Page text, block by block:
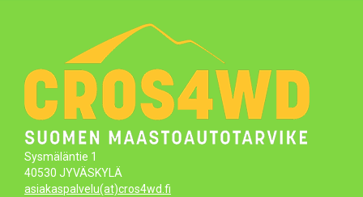
Sysmäläntie 1
40530 JYVÄSKYLÄ
asiakaspalvelu(at)cros4wd.fi